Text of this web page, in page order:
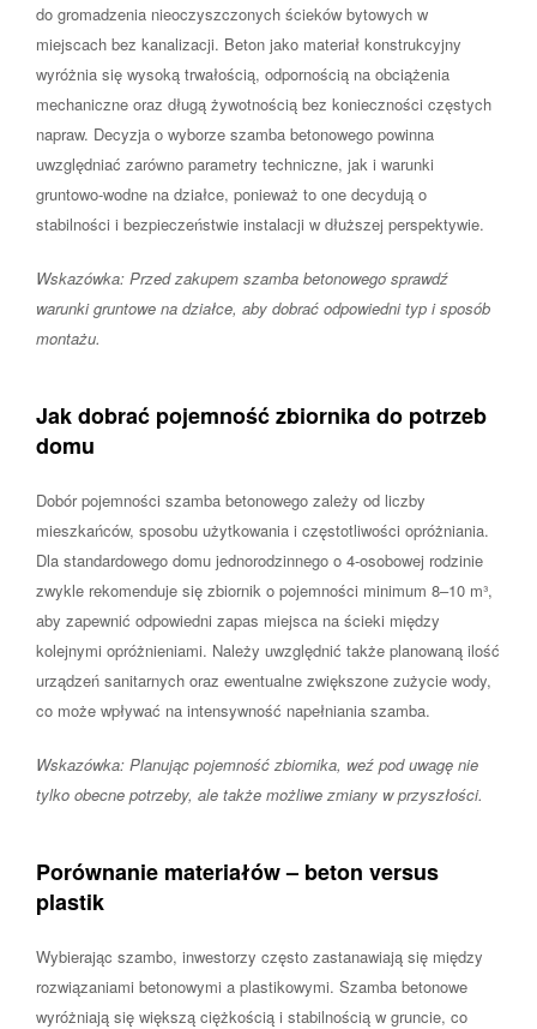
do gromadzenia nieoczyszczonych ścieków bytowych w
miejscach bez kanalizacji. Beton jako materiał konstrukcyjny
wyróżnia się wysoką trwałością, odpornością na obciążenia
mechaniczne oraz długą żywotnością bez konieczności częstych
napraw. Decyzja o wyborze szamba betonowego powinna
uwzględniać zarówno parametry techniczne, jak i warunki
gruntowo-wodne na działce, ponieważ to one decydują o
stabilności i bezpieczeństwie instalacji w dłuższej perspektywie.
Wskazówka: Przed zakupem szamba betonowego sprawdź
warunki gruntowe na działce, aby dobrać odpowiedni typ i sposób
montażu.
Jak dobrać pojemność zbiornika do potrzeb
domu
Dobór pojemności szamba betonowego zależy od liczby
mieszkańców, sposobu użytkowania i częstotliwości opróżniania.
Dla standardowego domu jednorodzinnego o 4-osobowej rodzinie
zwykle rekomenduje się zbiornik o pojemności minimum 8–10 m³,
aby zapewnić odpowiedni zapas miejsca na ścieki między
kolejnymi opróżnieniami. Należy uwzględnić także planowaną ilość
urządzeń sanitarnych oraz ewentualne zwiększone zużycie wody,
co może wpływać na intensywność napełniania szamba.
Wskazówka: Planując pojemność zbiornika, weź pod uwagę nie
tylko obecne potrzeby, ale także możliwe zmiany w przyszłości.
Porównanie materiałów – beton versus
plastik
Wybierając szambo, inwestorzy często zastanawiają się między
rozwiązaniami betonowymi a plastikowymi. Szamba betonowe
wyróżniają się większą ciężkością i stabilnością w gruncie, co